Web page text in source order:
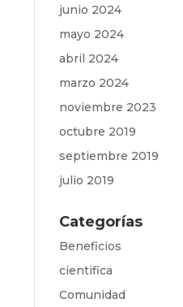
junio 2024
mayo 2024
abril 2024
marzo 2024
noviembre 2023
octubre 2019
septiembre 2019
julio 2019
Categorías
Beneficios
cientifica
Comunidad